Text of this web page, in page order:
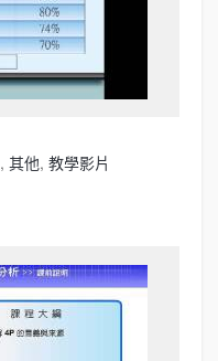
, 其他, 教學影片